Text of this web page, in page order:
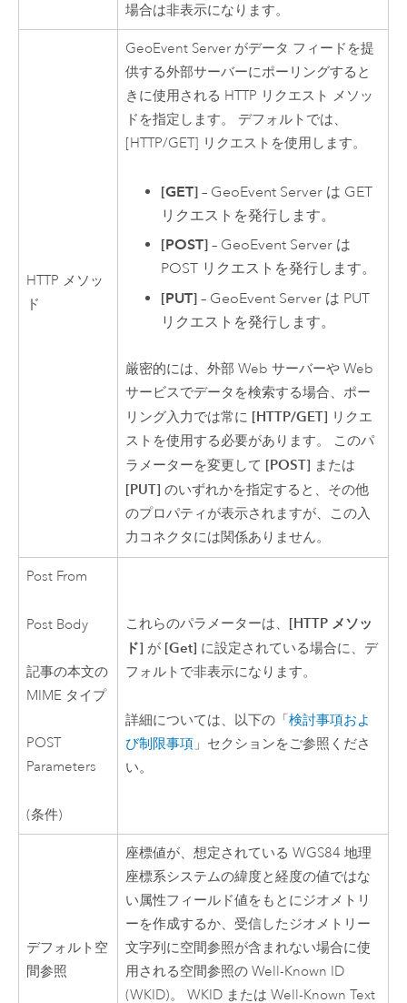
場合は非表示になります。
HTTP メソッ
ド
GeoEvent Server がデータ フィードを提
供する外部サーバーにポーリングすると
きに使用される HTTP リクエスト メソッ
ドを指定します。 デフォルトでは、
[HTTP/GET] リクエストを使用します。
[GET] – GeoEvent Server は GET
リクエストを発行します。
[POST] – GeoEvent Server は
POST リクエストを発行します。
[PUT] – GeoEvent Server は PUT
リクエストを発行します。
厳密的には、外部 Web サーバーや Web
サービスでデータを検索する場合、ポー
リング入力では常に [HTTP/GET] リクエ
ストを使用する必要があります。 このパ
ラメーターを変更して [POST] または
[PUT] のいずれかを指定すると、その他
のプロパティが表示されますが、この入
力コネクタには関係ありません。
Post From
Post Body
記事の本文の
MIME タイプ
POST
Parameters
(条件)
これらのパラメーターは、 [HTTP メソッ
ド] が [Get] に設定されている場合に、デ
フォルトで非表示になります。
詳細については、以下の「検討事項およ
び制限事項 」セクションをご参照くださ
い。
デフォルト空
間参照
座標値が、想定されている WGS84 地理
座標系システムの緯度と経度の値ではな
い属性フィールド値をもとにジオメトリ
ーを作成するか、受信したジオメトリー
文字列に空間参照が含まれない場合に使
用される空間参照の Well-Known ID
(WKID)。 WKID または Well-Known Text